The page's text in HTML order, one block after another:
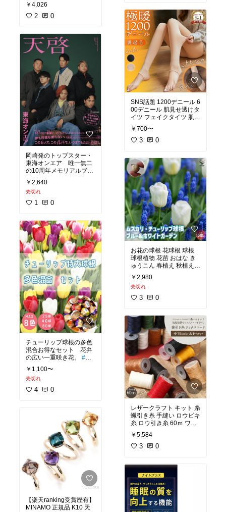
#ペット部
維持
#多頭飼
￥4,026
2 0
岡崎発のトップスター・
東海オンエア 唯一無二
の10周年メモリアルブッ
ク
常軌を逸した発想力と型
破りなユーモア。導かれ
2013年10月に活動を開始
し、不動の人気を築き上
げた東海オンエアの10周
年を記念して、またとな
い特別な一冊が誕生。#
おすすめ本 #ジャケ買い
#推し活
￥2,640
売切れ
1 0
チューリップ球根の多色
混合お得なセット 花弁
の広い一重咲き花。 #お
花のある暮らし
園 #フラワーアレンジ
￥1,100〜
売切れ
4 0
【楽天ranking受賞歴有】
MINAMO 正規品 K10 天
家電
SNS話題 1200デニール 6
00デニール 肌見せ透けタ
イツ フェイクタイツ 肌色
ベージュ 黒ストッキング
にしか見えない
キレイ #温活
￥700〜
3 0
お花の球根 花球根 球根
球根植物 花苗 おはな き
ゅうこん 春植え 秋植え
ガーデニング 園芸 プラン
ター 開花 球根セット お
庭 玄関 畑 庭植え 鉢植え
ベランダ菜園 あす楽 あす
ベランダ菜園
￥2,980
売切れ
3 0
レザークラフト キット 糸
蝋引き糸 手縫い ロウビキ
糸 ロウ引き糸 60ｍ ワッ
クスコード シニュー糸 マ
イクロマクラメコード 幅
0.8mm 平紐 職人 初心者
ース付)】
￥5,584
3 0